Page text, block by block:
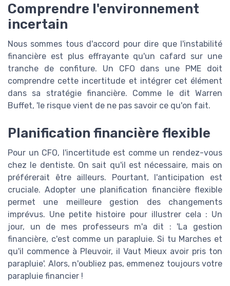
Comprendre l'environnement
incertain
Nous sommes tous d'accord pour dire que l'instabilité
financière est plus effrayante qu'un cafard sur une
tranche de confiture. Un CFO dans une PME doit
comprendre cette incertitude et intégrer cet élément
dans sa stratégie financière. Comme le dit Warren
Buffet, 'le risque vient de ne pas savoir ce qu'on fait.
Planification financière flexible
Pour un CFO, l'incertitude est comme un rendez-vous
chez le dentiste. On sait qu'il est nécessaire, mais on
préférerait être ailleurs. Pourtant, l'anticipation est
cruciale. Adopter une planification financière flexible
permet une meilleure gestion des changements
imprévus. Une petite histoire pour illustrer cela : Un
jour, un de mes professeurs m'a dit : 'La gestion
financière, c'est comme un parapluie. Si tu Marches et
qu'il commence à Pleuvoir, il Vaut Mieux avoir pris ton
parapluie'. Alors, n'oubliez pas, emmenez toujours votre
parapluie financier !